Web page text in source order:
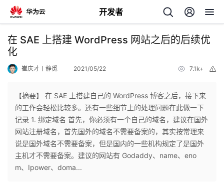
开发者
返
回
个
人
主
我
的
在 SAE 上搭建 WordPress 网站之后的后续优
化
崔庆才丨静觅 2021/05/22 7.1k+
【摘要】 在 SAE 上搭建自己的 WordPress 博客之后，接下来
的工作会轻松比较多。还有一些细节上的处理问题在此做一下
记录 1. 绑定域名 首先，你必须有一个自己的域名，建议在国外
网站注册域名，首先国外的域名不需要备案的，其实按常理来
说是国外域名不需要备案，但是国内的一些机构规定了是国外
主机才不需要备案。建议的网站有 Godaddy、name、eno
m、Ipower、doma...